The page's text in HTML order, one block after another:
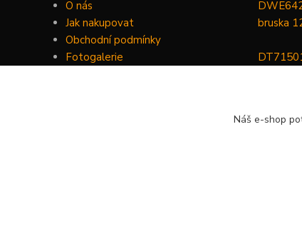
O nás
Jak nakupovat
Obchodní podmínky
Fotogalerie
bruska
maznice
Náš e-shop